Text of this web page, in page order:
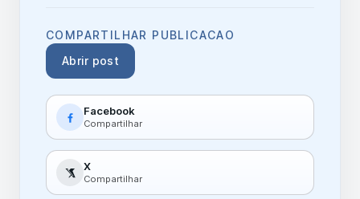
COMPARTILHAR PUBLICACAO
Abrir post
Facebook
Compartilhar
X
Compartilhar